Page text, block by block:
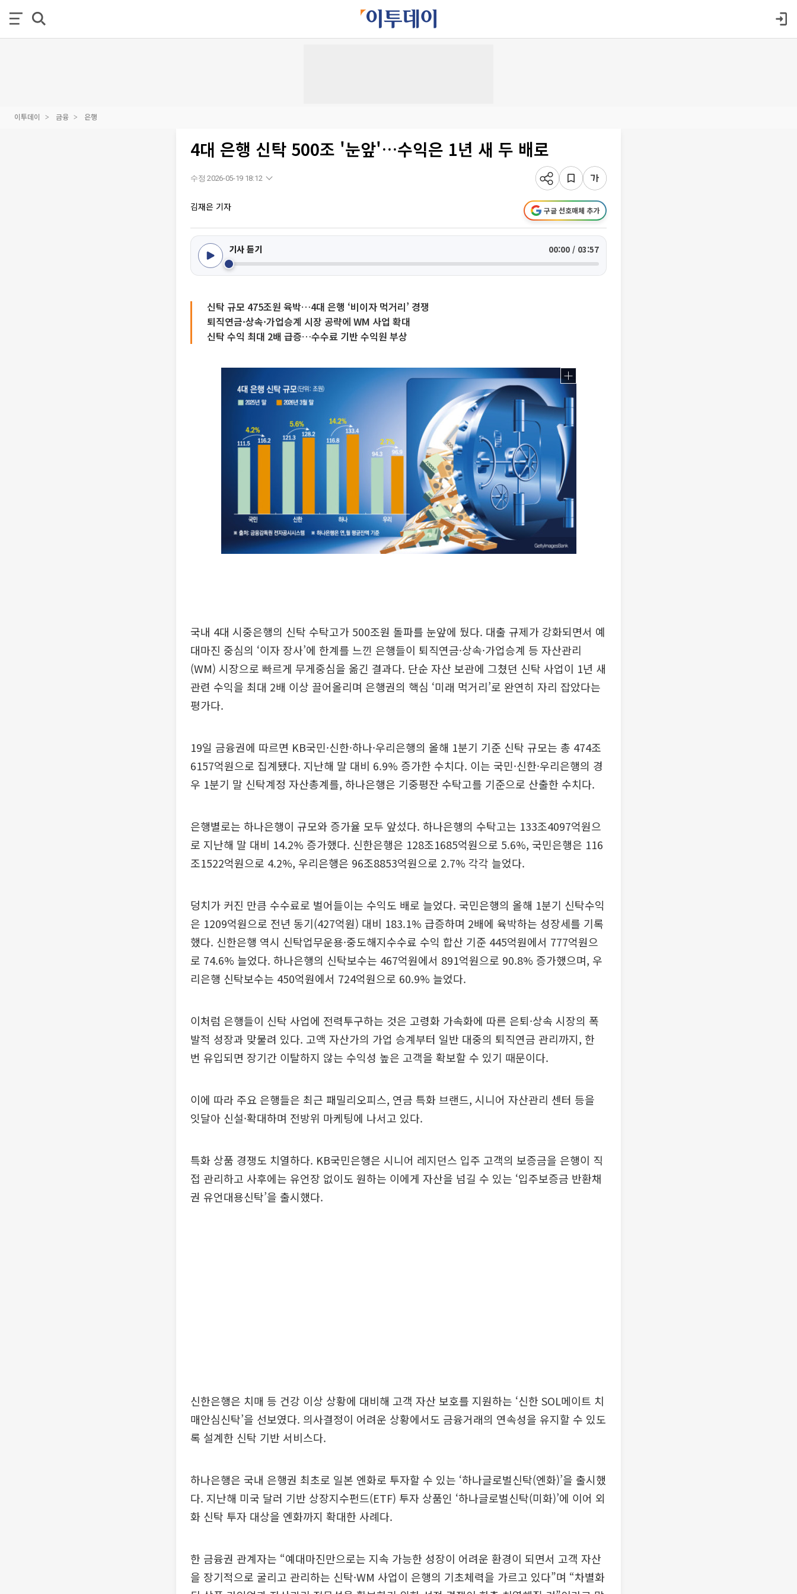
이투데이 금융 은행
4대 은행 신탁 500조 '눈앞'…수익은 1년 새 두 배로
수정 2026-05-19 18:12
김재은 기자 구글 선호매체 추가
기사 듣기 00:00 / 03:57
신탁 규모 475조원 육박…4대 은행 ‘비이자 먹거리’ 경쟁
퇴직연금·상속·가업승계 시장 공략에 WM 사업 확대
신탁 수익 최대 2배 급증…수수료 기반 수익원 부상
국내 4대 시중은행의 신탁 수탁고가 500조원 돌파를 눈앞에 뒀다. 대출 규제가 강화되면서 예
대마진 중심의 ‘이자 장사’에 한계를 느낀 은행들이 퇴직연금·상속·가업승계 등 자산관리
(WM) 시장으로 빠르게 무게중심을 옮긴 결과다. 단순 자산 보관에 그쳤던 신탁 사업이 1년 새
관련 수익을 최대 2배 이상 끌어올리며 은행권의 핵심 ‘미래 먹거리’로 완연히 자리 잡았다는
평가다.
19일 금융권에 따르면 KB국민·신한·하나·우리은행의 올해 1분기 기준 신탁 규모는 총 474조
6157억원으로 집계됐다. 지난해 말 대비 6.9% 증가한 수치다. 이는 국민·신한·우리은행의 경
우 1분기 말 신탁계정 자산총계를, 하나은행은 기중평잔 수탁고를 기준으로 산출한 수치다.
은행별로는 하나은행이 규모와 증가율 모두 앞섰다. 하나은행의 수탁고는 133조4097억원으
로 지난해 말 대비 14.2% 증가했다. 신한은행은 128조1685억원으로 5.6%, 국민은행은 116
조1522억원으로 4.2%, 우리은행은 96조8853억원으로 2.7% 각각 늘었다.
덩치가 커진 만큼 수수료로 벌어들이는 수익도 배로 늘었다. 국민은행의 올해 1분기 신탁수익
은 1209억원으로 전년 동기(427억원) 대비 183.1% 급증하며 2배에 육박하는 성장세를 기록
했다. 신한은행 역시 신탁업무운용·중도해지수수료 수익 합산 기준 445억원에서 777억원으
로 74.6% 늘었다. 하나은행의 신탁보수는 467억원에서 891억원으로 90.8% 증가했으며, 우
리은행 신탁보수는 450억원에서 724억원으로 60.9% 늘었다.
이처럼 은행들이 신탁 사업에 전력투구하는 것은 고령화 가속화에 따른 은퇴·상속 시장의 폭
발적 성장과 맞물려 있다. 고액 자산가의 가업 승계부터 일반 대중의 퇴직연금 관리까지, 한
번 유입되면 장기간 이탈하지 않는 수익성 높은 고객을 확보할 수 있기 때문이다.
이에 따라 주요 은행들은 최근 패밀리오피스, 연금 특화 브랜드, 시니어 자산관리 센터 등을
잇달아 신설·확대하며 전방위 마케팅에 나서고 있다.
특화 상품 경쟁도 치열하다. KB국민은행은 시니어 레지던스 입주 고객의 보증금을 은행이 직
접 관리하고 사후에는 유언장 없이도 원하는 이에게 자산을 넘길 수 있는 ‘입주보증금 반환채
권 유언대용신탁’을 출시했다.
신한은행은 치매 등 건강 이상 상황에 대비해 고객 자산 보호를 지원하는 ‘신한 SOL메이트 치
매안심신탁’을 선보였다. 의사결정이 어려운 상황에서도 금융거래의 연속성을 유지할 수 있도
록 설계한 신탁 기반 서비스다.
하나은행은 국내 은행권 최초로 일본 엔화로 투자할 수 있는 ‘하나글로벌신탁(엔화)’을 출시했
다. 지난해 미국 달러 기반 상장지수펀드(ETF) 투자 상품인 ‘하나글로벌신탁(미화)’에 이어 외
화 신탁 투자 대상을 엔화까지 확대한 사례다.
한 금융권 관계자는 “예대마진만으로는 지속 가능한 성장이 어려운 환경이 되면서 고객 자산
을 장기적으로 굴리고 관리하는 신탁·WM 사업이 은행의 기초체력을 가르고 있다”며 “차별화